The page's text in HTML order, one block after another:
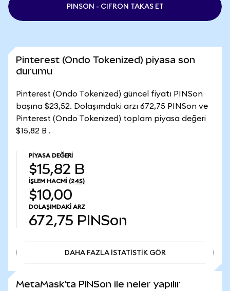
PINSON - CIFRON TAKAS ET
Pinterest (Ondo Tokenized) piyasa son
durumu
Pinterest (Ondo Tokenized) güncel fiyatı PINSon
başına $23,52. Dolaşımdaki arzı 672,75 PINSon ve
Pinterest (Ondo Tokenized) toplam piyasa değeri
$15,82 B .
PIYASA DEĞERI
$15,82 B
İŞLEM HACMI (24S)
$10,00
DOLAŞIMDAKI ARZ
672,75 PINSon
DAHA FAZLA İSTATİSTİK GÖR
MetaMask'ta PINSon ile neler yapılır